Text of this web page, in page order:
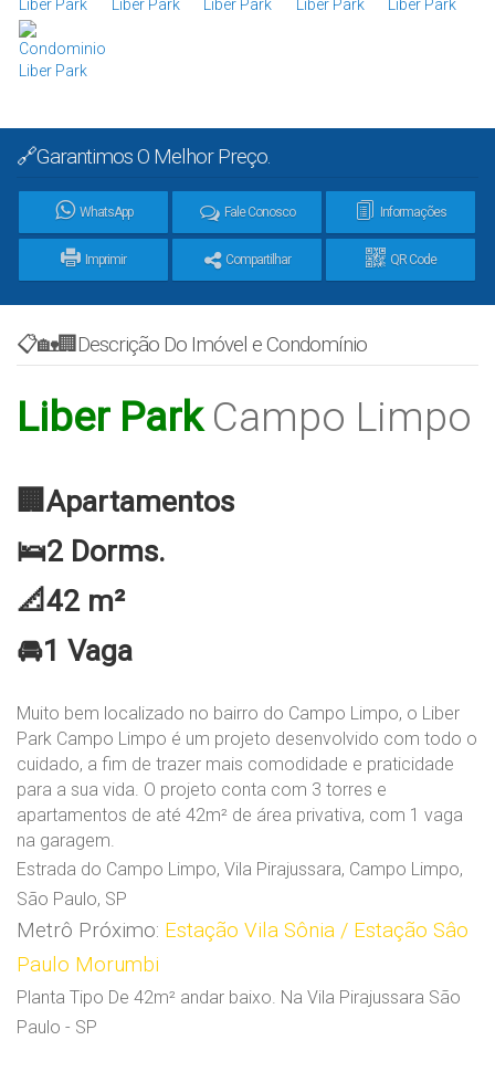
🔗Garantimos O Melhor Preço.
WhatsApp Fale Conosco Informações
Imprimir Compartilhar QR Code
📋🏡🏢Descrição Do Imóvel e Condomínio
Liber Park Campo Limpo
🏢Apartamentos
🛌2 Dorms.
📐42 m²
🚘1 Vaga
Muito bem localizado no bairro do Campo Limpo, o Liber
Park Campo Limpo é um projeto desenvolvido com todo o
cuidado, a fim de trazer mais comodidade e praticidade
para a sua vida. O projeto conta com 3 torres e
apartamentos de até 42m² de área privativa, com 1 vaga
na garagem.
Estrada do Campo Limpo, Vila Pirajussara, Campo Limpo,
São Paulo, SP
Metrô Próximo: Estação Vila Sônia / Estação Sâo
Paulo Morumbi
Planta Tipo De 42m² andar baixo. Na Vila Pirajussara São
Paulo - SP